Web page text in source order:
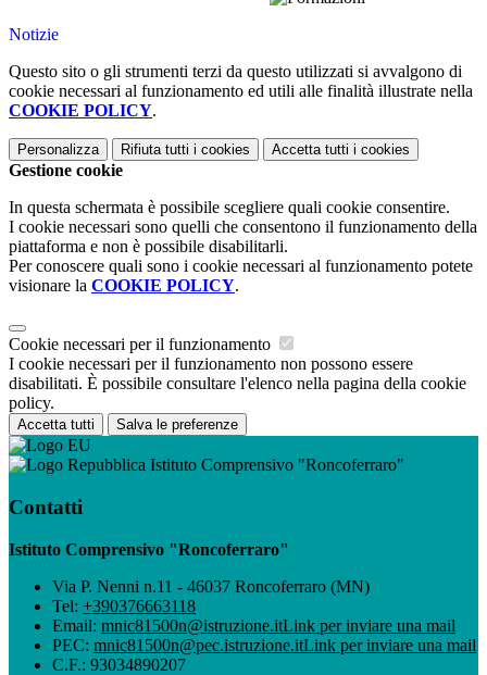
Notizie
Questo sito o gli strumenti terzi da questo utilizzati si avvalgono di
cookie necessari al funzionamento ed utili alle finalità illustrate nella
COOKIE POLICY.
Personalizza Rifiuta tutti i cookies Accetta tutti i cookies
Gestione cookie
In questa schermata è possibile scegliere quali cookie consentire.
I cookie necessari sono quelli che consentono il funzionamento della
piattaforma e non è possibile disabilitarli.
Per conoscere quali sono i cookie necessari al funzionamento potete
visionare la COOKIE POLICY.
Cookie necessari per il funzionamento
I cookie necessari per il funzionamento non possono essere
disabilitati. È possibile consultare l'elenco nella pagina della cookie
policy.
Accetta tutti Salva le preferenze
Istituto Comprensivo "Roncoferraro"
Contatti
Istituto Comprensivo "Roncoferraro"
Via P. Nenni n.11 - 46037 Roncoferraro (MN)
Tel: +390376663118
Email: mnic81500n@istruzione.itLink per inviare una mail
PEC: mnic81500n@pec.istruzione.itLink per inviare una mail
C.F.: 93034890207